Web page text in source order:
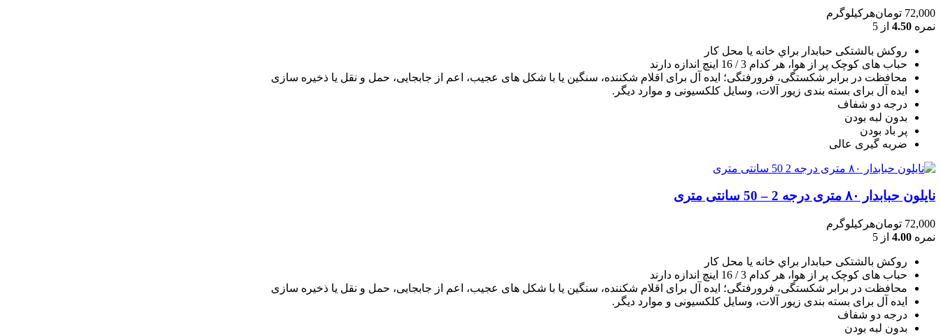
72,000 تومانهرکیلوگرم
نمره 4.50 از 5
روکش بالشتکی حبابدار براي خانه يا محل کار
حباب های کوچک پر از هوا، هر کدام 3 / 16 اينچ اندازه دارند
محافظت در برابر شکستگی، فرورفتگی؛ ايده آل برای اقلام شکننده، سنگين يا با شکل های عجيب، اعم از جابجايی، حمل و نقل يا ذخيره سازی
ایده آل برای بسته بندی زیور آلات، وسایل کلکسیونی و موارد دیگر.
درجه دو شفاف
بدون لبه بودن
پر باد بودن
ضربه گیری عالی
نایلون حبابدار ۸۰ متری درجه 2 – 50 سانتی متری
72,000 تومانهرکیلوگرم
نمره 4.00 از 5
روکش بالشتکی حبابدار براي خانه يا محل کار
حباب های کوچک پر از هوا، هر کدام 3 / 16 اينچ اندازه دارند
محافظت در برابر شکستگی، فرورفتگی؛ ايده آل برای اقلام شکننده، سنگين يا با شکل های عجيب، اعم از جابجايی، حمل و نقل يا ذخيره سازی
ایده آل برای بسته بندی زیور آلات، وسایل کلکسیونی و موارد دیگر.
درجه دو شفاف
بدون لبه بودن